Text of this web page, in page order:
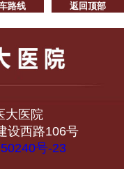
路线 返回顶部
大医院
设西路106号
号-23